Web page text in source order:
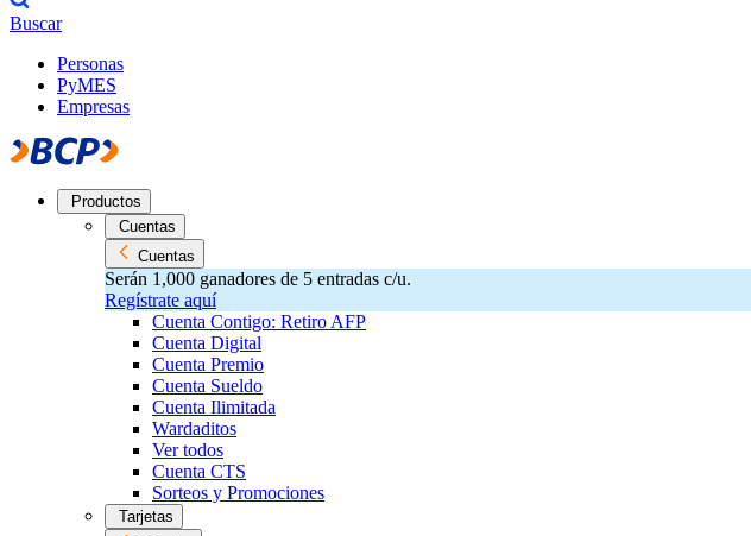
Buscar
Personas
PyMES
Empresas
Productos
Cuentas
Cuentas
Serán 1,000 ganadores de 5 entradas c/u.
Regístrate aquí
Cuenta Contigo: Retiro AFP
Cuenta Digital
Cuenta Premio
Cuenta Sueldo
Cuenta Ilimitada
Wardaditos
Ver todos
Cuenta CTS
Sorteos y Promociones
Tarjetas